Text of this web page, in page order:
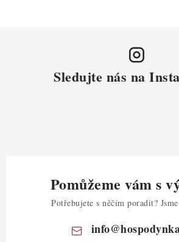
Sledujte nás na
Pomůžeme vám s
Potřebujete s něčím poradit?
info@